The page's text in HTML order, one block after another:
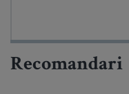
Recomandari